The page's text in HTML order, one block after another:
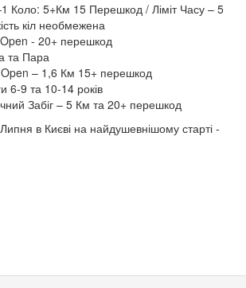
Коло: 5+Км 15 Перешкод / Ліміт Часу – 5
кіл необмежена
- 20+ перешкод
та Пара
– 1,6 Км 15+ перешкод
6-9 та 10-14 років
Забіг – 5 Км та 20+ перешкод
в Києві на найдушевнішому старті -